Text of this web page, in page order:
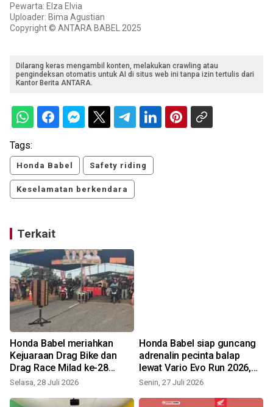
Pewarta: Elza Elvia
Uploader: Bima Agustian
Copyright © ANTARA BABEL 2025
Dilarang keras mengambil konten, melakukan crawling atau
pengindeksan otomatis untuk AI di situs web ini tanpa izin tertulis dari
Kantor Berita ANTARA.
Tags:
Honda Babel Safety riding
Keselamatan berkendara
Terkait
Honda Babel meriahkan
Kejuaraan Drag Bike dan
Drag Race Milad ke-28
Championship
Selasa, 28 Juli 2026
Honda Babel siap guncang
adrenalin pecinta balap
lewat Vario Evo Run 2026,
hadiah total Rp5 juta
Senin, 27 Juli 2026